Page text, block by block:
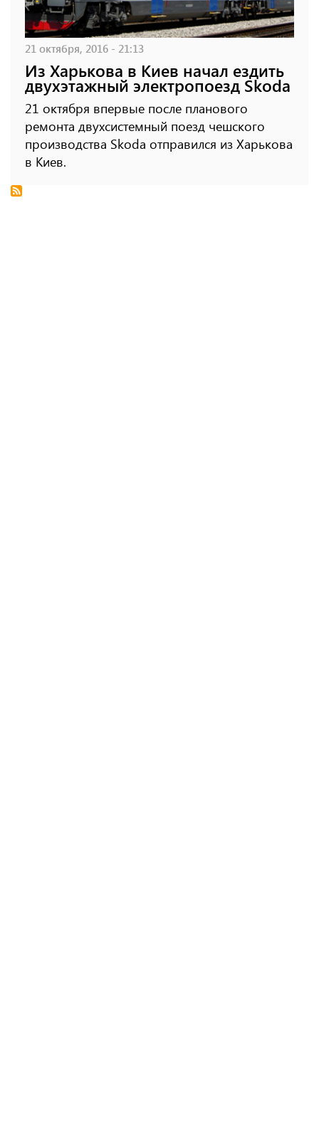
21 октября, 2016 - 21:13
Из Харькова в Киев начал ездить
двухэтажный электропоезд Skoda
21 октября впервые после планового
ремонта двухсистемный поезд чешского
производства Skoda отправился из Харькова
в Киев.